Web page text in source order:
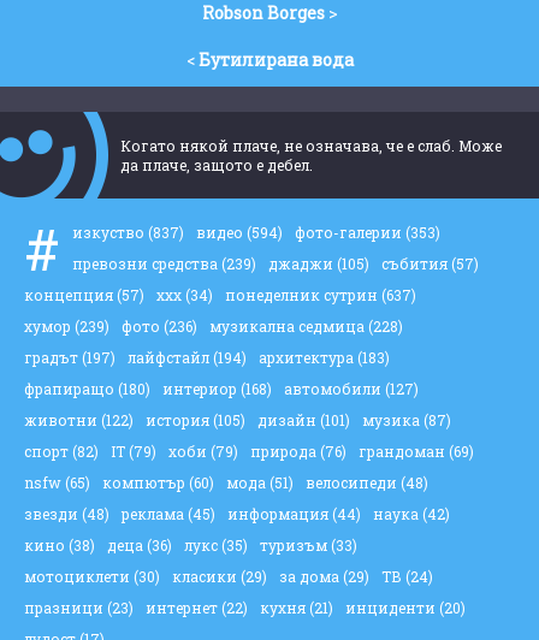
Robson Borges>
<Бутилирана вода
Когато някой плаче, не означава, че е слаб. Може
да плаче, защото е дебел.
# изкуство (837) видео (594) фото-галерии (353)
превозни средства (239) джаджи (105) събития(57)
концепция(57) ххх(34) понеделник сутрин (637)
хумор (239) фото (236) музикална седмица (228)
градът(197) лайфстайл(194) архитектура (183)
фрапиращо (180) интериор (168) автомобили (127)
животни (122) история(105) дизайн (101) музика (87)
спорт(82) IT(79) хоби (79) природа (76) грандоман (69)
nsfw(65) компютър (60) мода (51) велосипеди (48)
звезди (48) реклама (45) информация(44) наука (42)
кино (38) деца (36) лукс(35) туризъм(33)
мотоциклети (30) класики (29) за дома (29) ТВ (24)
празници (23) интернет(22) кухня(21) инциденти (20)